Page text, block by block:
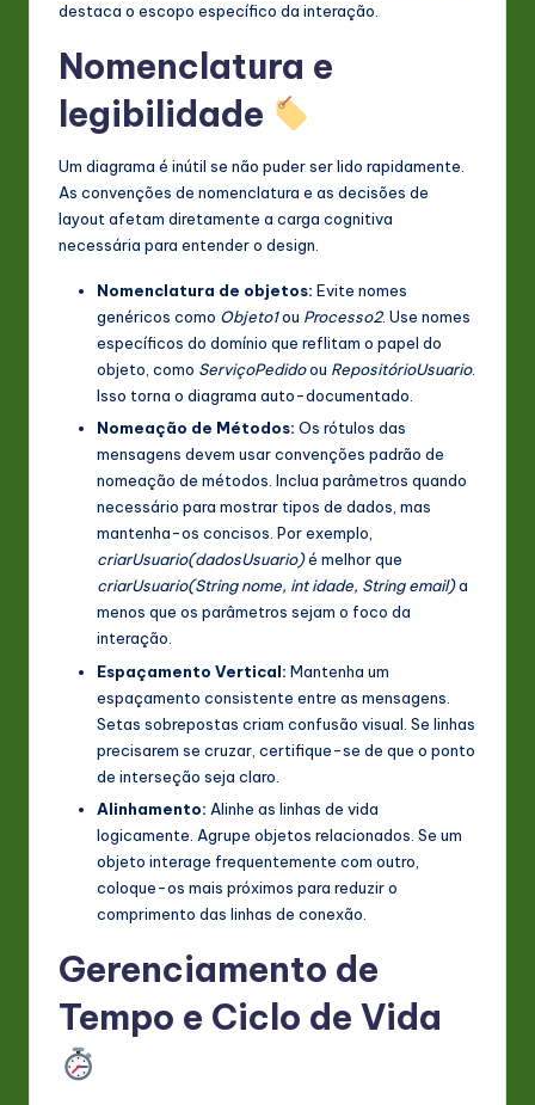
destaca o escopo específico da interação.
Nomenclatura e
legibilidade
Um diagrama é inútil se não puder ser lido rapidamente.
As convenções de nomenclatura e as decisões de
layout afetam diretamente a carga cognitiva
necessária para entender o design.
Nomenclatura de objetos: Evite nomes
genéricos como Objeto1ou Processo2. Use nomes
específicos do domínio que reflitam o papel do
objeto, como ServiçoPedidoou RepositórioUsuario.
Isso torna o diagrama auto-documentado.
Nomeação de Métodos: Os rótulos das
mensagens devem usar convenções padrão de
nomeação de métodos. Inclua parâmetros quando
necessário para mostrar tipos de dados, mas
mantenha-os concisos. Por exemplo,
criarUsuario(dadosUsuario)é melhor que
criarUsuario(String nome, int idade, String email)a
menos que os parâmetros sejam o foco da
interação.
Espaçamento Vertical: Mantenha um
espaçamento consistente entre as mensagens.
Setas sobrepostas criam confusão visual. Se linhas
precisarem se cruzar, certifique-se de que o ponto
de interseção seja claro.
Alinhamento: Alinhe as linhas de vida
logicamente. Agrupe objetos relacionados. Se um
objeto interage frequentemente com outro,
coloque-os mais próximos para reduzir o
comprimento das linhas de conexão.
Gerenciamento de
Tempo e Ciclo de Vida